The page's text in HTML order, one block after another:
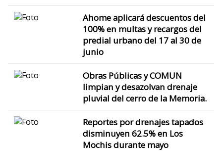
Ahome aplicará descuentos del
100% en multas y recargos del
predial urbano del 17 al 30 de
junio
Obras Públicas y COMUN
limpian y desazolvan drenaje
pluvial del cerro de la Memoria.
Reportes por drenajes tapados
disminuyen 62.5% en Los
Mochis durante mayo